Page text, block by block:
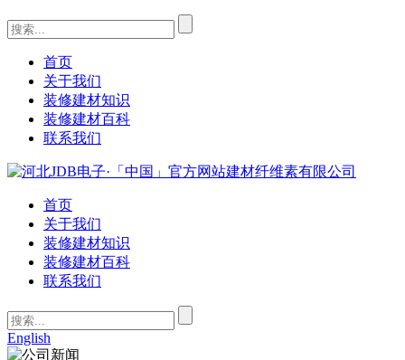
首页
关于我们
装修建材知识
装修建材百科
联系我们
首页
关于我们
装修建材知识
装修建材百科
联系我们
English